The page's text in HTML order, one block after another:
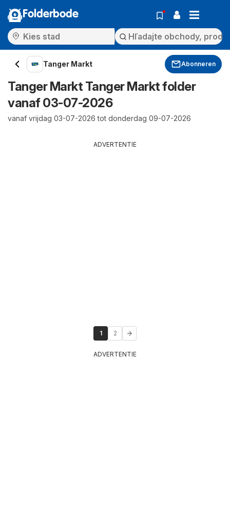
Folderbode
Tanger Markt Abonneren
Tanger Markt Tanger Markt folder
vanaf 03-07-2026
vanaf vrijdag 03-07-2026 tot donderdag 09-07-2026
ADVERTENTIE
1 2
ADVERTENTIE